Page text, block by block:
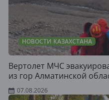
НОВОСТИ КАЗАХСТАНА
Вертолет МЧС
из гор Алматинской
07.08.2026